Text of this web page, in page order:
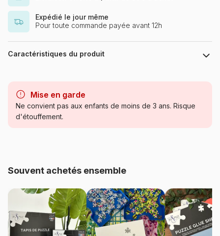
Expédié le jour même
Pour toute commande payée avant 12h
Caractéristiques du produit
Catégorie
Puzzles - Cartes du Monde et
Provenance Norvège
Larsen-A29-CT
EAN 7023852113448
Mise en garde
Ne convient pas aux enfants de moins de 3 ans. Risque
d'étouffement.
Souvent achetés ensemble